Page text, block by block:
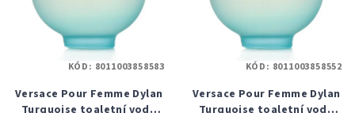
Versace Pour Femme Dylan
Turquoise toaletní voda
KÓD: 8011003858583
Versace Pour Femme Dylan
Turquoise toaletní voda
KÓD: 8011003858552